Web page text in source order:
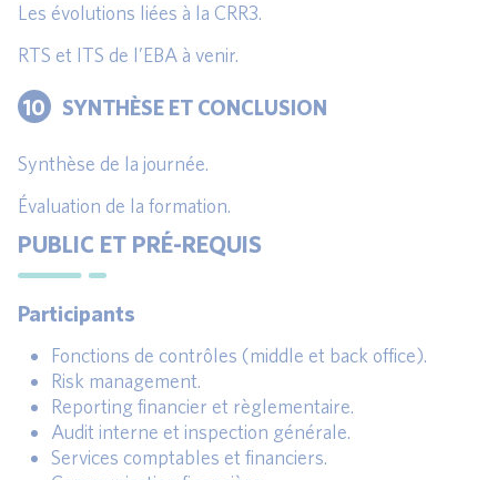
Les évolutions liées à la CRR3.
RTS et ITS de l’EBA à venir.
10 SYNTHÈSE ET CONCLUSION
Synthèse de la journée.
Évaluation de la formation.
PUBLIC ET PRÉ-REQUIS
Participants
Fonctions de contrôles (middle et back office).
Risk management.
Reporting financier et règlementaire.
Audit interne et inspection générale.
Services comptables et financiers.